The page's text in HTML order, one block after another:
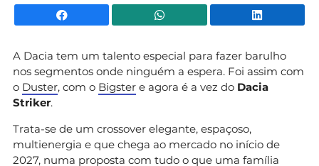
Facebook WhatsApp
A Dacia tem um talento especial para fazer barulho
nos segmentos onde ninguém a espera. Foi assim com
o Duster, com o Bigster e agora é a vez do Dacia
Striker.
Trata-se de um crossover elegante, espaçoso,
multienergia e que chega ao mercado no início de
2027, numa proposta com tudo o que uma família